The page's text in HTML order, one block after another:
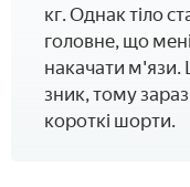
кг. Однак тіло
головне, що
накачати м'язи.
зник, тому
короткі шорти.